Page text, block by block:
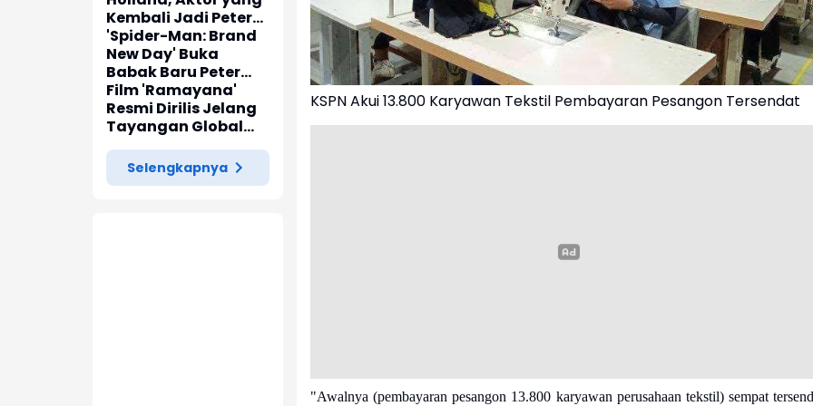
Kembali Jadi Peter
Parker di 'Spider-
Man: Brand New Day'
'Spider-Man: Brand
New Day' Buka
Babak Baru Peter
Parker di Marvel
Cinematic Universe
Film 'Ramayana'
Resmi Dirilis Jelang
Tayangan Global
pada November
2026
Selengkapnya
KSPN Akui 13.800 Karyawan Tekstil Pembayaran Pesangon Tersendat
"Awalnya (pembayaran pesangon 13.800 karyawan perusahaan tekstil) sempat